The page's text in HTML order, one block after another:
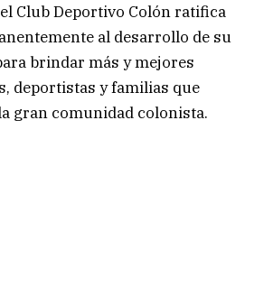
Club Deportivo Colón ratifica
al desarrollo de su
brindar más y mejores
deportistas y familias que
gran comunidad colonista.